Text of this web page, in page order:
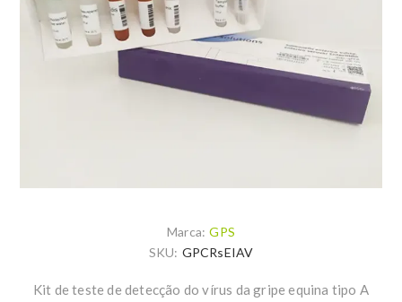
Marca: GPS
SKU: GPCRsEIAV
Kit de teste de detecção do vírus da gripe equina tipo A